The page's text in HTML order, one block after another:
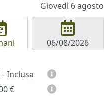
Giovedì 6 agosto
20) - Inclusa
€